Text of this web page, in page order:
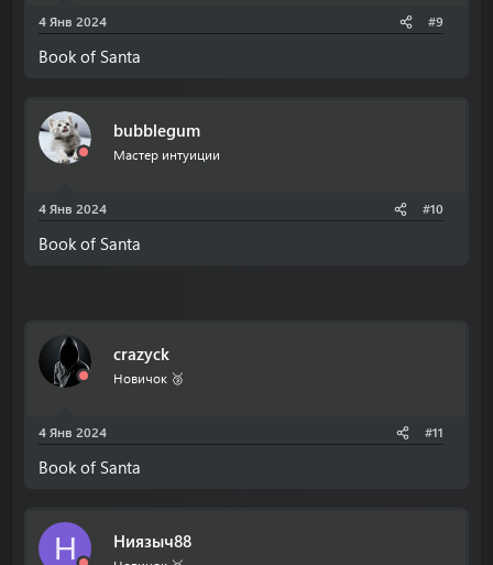
4 Янв 2024 #9
Book of Santa
bubblegum
Мастер интуиции
4 Янв 2024 #10
Book of Santa
crazyck
Новичок 🥉
4 Янв 2024 #11
Book of Santa
Н Ниязыч88